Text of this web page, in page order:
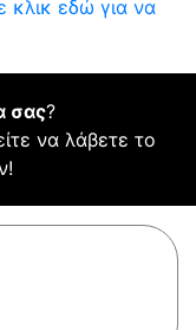
κλικ εδώ για να
σας?
να λάβετε το